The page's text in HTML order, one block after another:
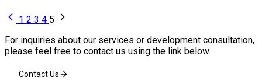
1 2 3 4 5
For inquiries about our services or development consultation,
please feel free to contact us using the link below.
Contact Us